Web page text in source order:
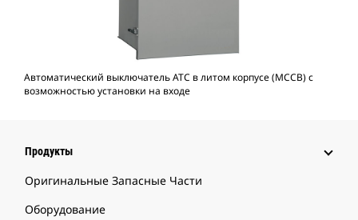
Автоматический выключатель ATC в литом корпусе (MCCB) с
возможностью установки на входе
Продукты
Оригинальные Запасные Части
Оборудование